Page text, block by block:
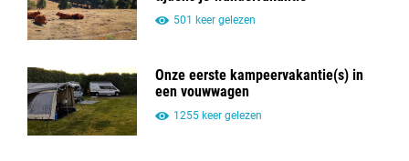
501 keer gelezen
Onze eerste kampeervakantie(s) in
een vouwwagen
1255 keer gelezen